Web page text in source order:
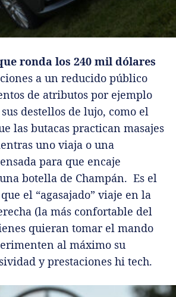
ronda los 240 mil dólares
a un reducido público
de atributos por ejemplo
destellos de lujo, como el
las butacas practican masajes
uno viaja o una
para que encaje
botella de Champán. Es el
el “agasajado” viaje en la
(la más confortable del
quieran tomar el mando
al máximo su
y prestaciones hi tech.